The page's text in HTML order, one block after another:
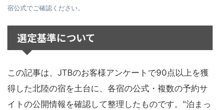
宿公式でご確認ください。
選定基準について
この記事は、JTBのお客様アンケートで90点以上を獲
得した北陸の宿を土台に、各宿の公式・複数の予約サ
イトの公開情報を確認して整理したものです。"泊まっ